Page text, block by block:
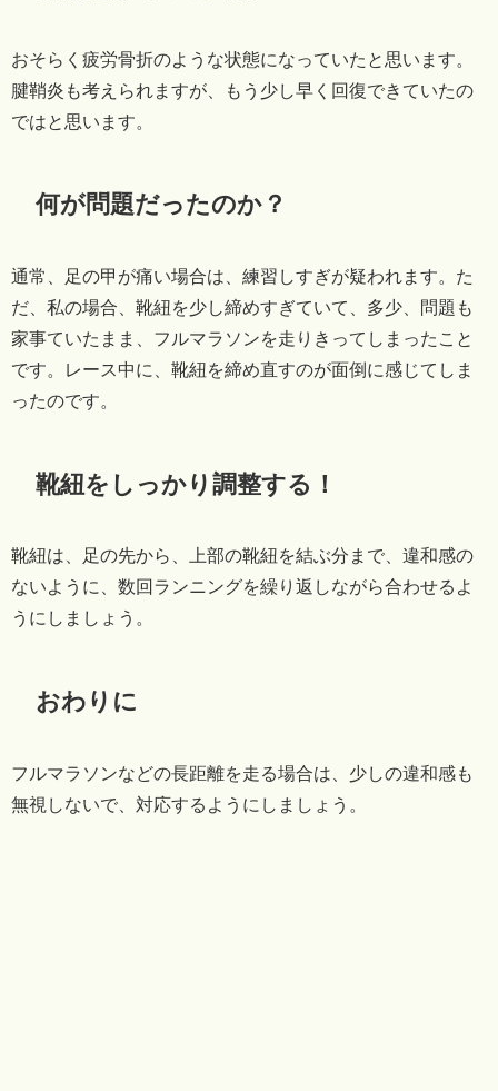
おそらく疲労骨折のような状態になっていたと思います。
腱鞘炎も考えられますが、もう少し早く回復できていたの
ではと思います。
何が問題だったのか？
通常、足の甲が痛い場合は、練習しすぎが疑われます。た
だ、私の場合、靴紐を少し締めすぎていて、多少、問題も
家事ていたまま、フルマラソンを走りきってしまったこと
です。レース中に、靴紐を締め直すのが面倒に感じてしま
ったのです。
靴紐をしっかり調整する！
靴紐は、足の先から、上部の靴紐を結ぶ分まで、違和感の
ないように、数回ランニングを繰り返しながら合わせるよ
うにしましょう。
おわりに
フルマラソンなどの長距離を走る場合は、少しの違和感も
無視しないで、対応するようにしましょう。